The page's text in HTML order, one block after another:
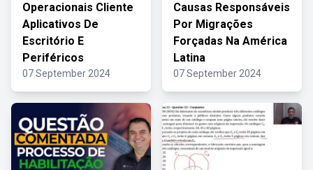
Operacionais Cliente
Aplicativos De
Escritório E
Periféricos
07 September 2024
Causas Responsáveis
Por Migrações
Forçadas Na América
Latina
07 September 2024